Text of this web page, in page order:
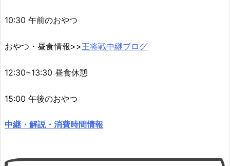
10:30 午前のおやつ
おやつ・昼食情報>>王将戦中継ブログ
12:30~13:30 昼食休憩
15:00 午後のおやつ
中継・解説・消費時間情報